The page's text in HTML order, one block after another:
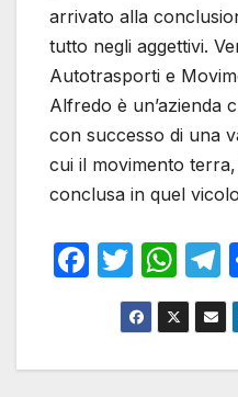
arrivato alla
tutto negli aggettivi.
Autotrasporti e
Alfredo è un’azienda
con successo di una
cui il movimento
conclusa in quel
F
e
T
w
itt
er
W
h
at
s